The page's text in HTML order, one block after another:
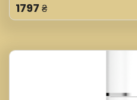
1797 ₴